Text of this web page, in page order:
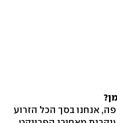
אנחנו בסך הכל הזרוע